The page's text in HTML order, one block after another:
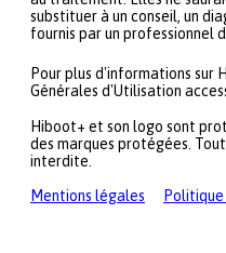
substituer à un conseil, un
fournis par un professionnel
Pour plus d'informations sur
Générales d'Utilisation
Hiboot+ et son logo sont
des marques protégées.
interdite.
Mentions légales